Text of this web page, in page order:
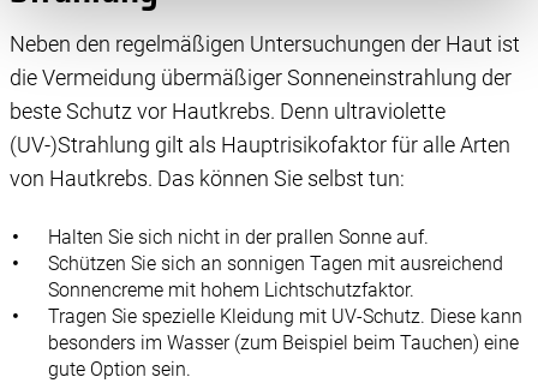
speichern oder dort abrufen. Anschließend verarbeiten
wir die Informationen weiter. Dies alles hilft uns, unsere
Website optimal zu gestalten und fortlaufend zu
verbessern. Für die Speicherung, den Abruf und die
Einwilligung können Sie mit Wirkung für die Zukunft
widerrufen, indem Sie auf das runde Icon in der linken
unserer Datenschutzerklärung.
Neben den regelmäßigen Untersuchungen der Haut ist
die Vermeidung übermäßiger Sonneneinstrahlung der
beste Schutz vor Hautkrebs. Denn ultraviolette
(UV-)Strahlung gilt als Hauptrisikofaktor für alle Arten
von Hautkrebs. Das können Sie selbst tun:
Halten Sie sich nicht in der prallen Sonne auf.
Schützen Sie sich an sonnigen Tagen mit ausreichend
Sonnencreme mit hohem Lichtschutzfaktor.
Tragen Sie spezielle Kleidung mit UV-Schutz. Diese kann
besonders im Wasser (zum Beispiel beim Tauchen) eine
gute Option sein.